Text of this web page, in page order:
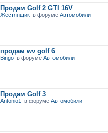
Продам Golf 2 GTI 16V
Жестянщик в форумеАвтомобили
продам wv golf 6
Bingo в форумеАвтомобили
Продам Golf 3
Antonio1 в форумеАвтомобили